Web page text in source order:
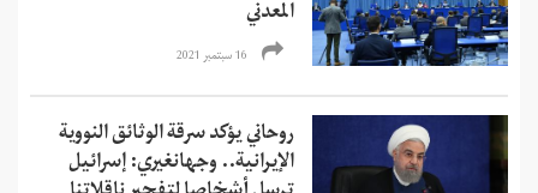
المعدني
16 سبتمبر 2021
روحاني يؤكد سرقة الوثائق النووية
الإيرانية.. وجهانغيري: إسرائيل